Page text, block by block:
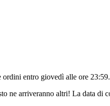
ordini entro giovedì alle ore 23:59.
ne arriveranno altri! La data di